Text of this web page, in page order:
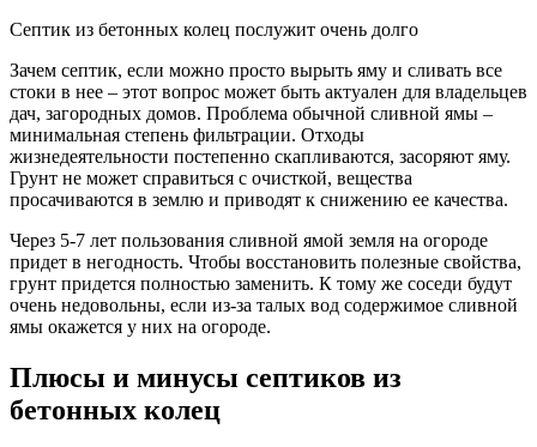
Септик из бетонных колец послужит очень долго
Зачем септик, если можно просто вырыть яму и сливать все
стоки в нее – этот вопрос может быть актуален для владельцев
дач, загородных домов. Проблема обычной сливной ямы –
минимальная степень фильтрации. Отходы
жизнедеятельности постепенно скапливаются, засоряют яму.
Грунт не может справиться с очисткой, вещества
просачиваются в землю и приводят к снижению ее качества.
Через 5-7 лет пользования сливной ямой земля на огороде
придет в негодность. Чтобы восстановить полезные свойства,
грунт придется полностью заменить. К тому же соседи будут
очень недовольны, если из-за талых вод содержимое сливной
ямы окажется у них на огороде.
Плюсы и минусы септиков из
бетонных колец